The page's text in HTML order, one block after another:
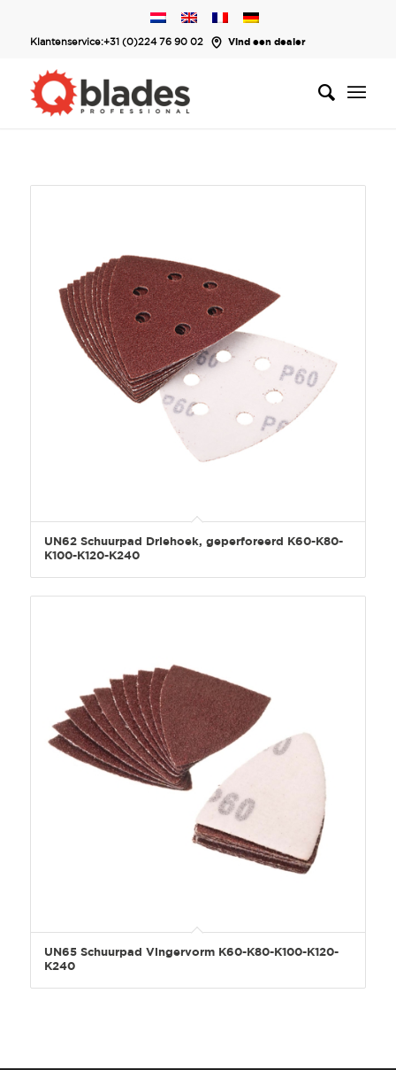
Klantenservice:+31 (0)224 76 90 02 Vind een dealer
UN62 Schuurpad Driehoek, geperforeerd K60-K80-
K100-K120-K240
UN65 Schuurpad Vingervorm K60-K80-K100-K120-
K240